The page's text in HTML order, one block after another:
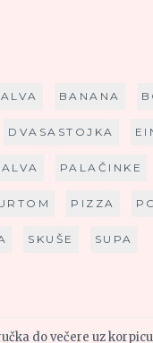
ALVA BANANA
DVASASTOJKA
PALAČINKE
PIZZA
SKUŠE SUPA
do večere uz